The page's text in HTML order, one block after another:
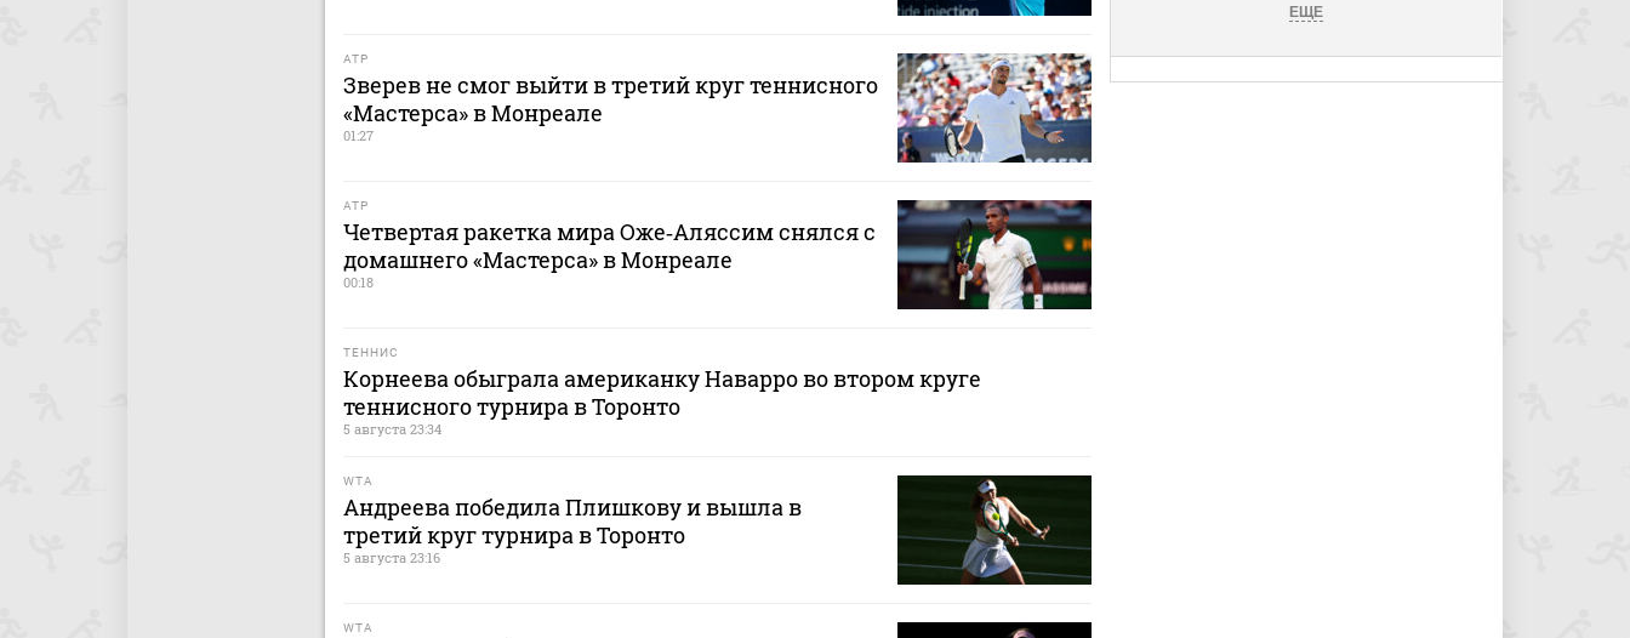
ATP
Зверев не смог выйти в третий круг теннисного
«Мастерса» в Монреале
01:27
ATP
Четвертая ракетка мира Оже‑Аляссим снялся с
домашнего «Мастерса» в Монреале
00:18
ТЕННИС
Корнеева обыграла американку Наварро во втором круге
теннисного турнира в Торонто
5 августа 23:34
WTA
Андреева победила Плишкову и вышла в
третий круг турнира в Торонто
5 августа 23:16
WTA
ЕЩЕ